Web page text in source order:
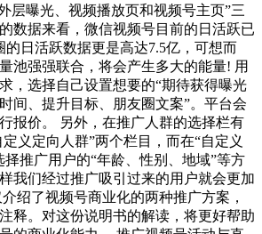
层曝光、视频播放页和视频号主页”三
数据来看，微信视频号目前的日活跃已
的日活跃数据更是高达7.5亿，可想而
池强强联合，将会产生多大的能量! 用
，选择自己设置想要的“期待获得曝光
间、提升目标、朋友圈文案”。平台会
报价。 另外，在推广人群的选择栏有
义定向人群”两个栏目，而在“自定义
择推广用户的“年龄、性别、地域”等方
我们经过推广吸引过来的用户就会更加
绍了视频号商业化的两种推广方案，
释。对这份说明书的解读，将更好帮助